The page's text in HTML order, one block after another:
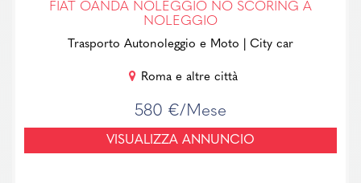
FIAT OANDA NOLEGGIO NO SCORING A
NOLEGGIO
Trasporto Autonoleggio e Moto | City car
Roma e altre città
580 €/Mese
VISUALIZZA ANNUNCIO